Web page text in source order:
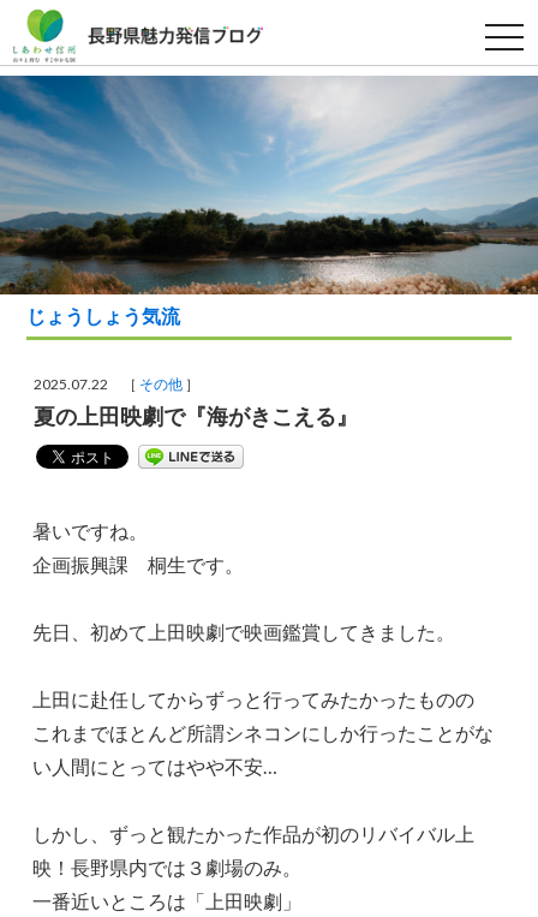
t
o
g
l
e
n
a
g
a
t
o
じょうしょう気流
2025.07.22 ［ その他 ］
夏の上田映劇で『海がきこえる』
暑いですね。
企画振興課 桐生です。
先日、初めて上田映劇で映画鑑賞してきました。
上田に赴任してからずっと行ってみたかったものの
これまでほとんど所謂シネコンにしか行ったことがな
い人間にとってはやや不安…
しかし、ずっと観たかった作品が初のリバイバル上
映！長野県内では３劇場のみ。
一番近いところは「上田映劇」